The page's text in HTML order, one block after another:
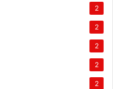
2
2
2
2
2